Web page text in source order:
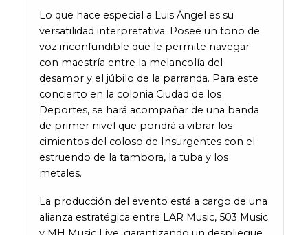
Lo que hace especial a Luis Ángel es su
versatilidad interpretativa. Posee un tono de
voz inconfundible que le permite navegar
con maestría entre la melancolía del
desamor y el júbilo de la parranda. Para este
concierto en la colonia Ciudad de los
Deportes, se hará acompañar de una banda
de primer nivel que pondrá a vibrar los
cimientos del coloso de Insurgentes con el
estruendo de la tambora, la tuba y los
metales.
La producción del evento está a cargo de una
alianza estratégica entre LAR Music, 503 Music